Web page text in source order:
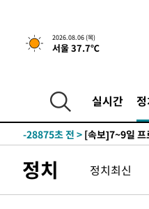
2026.08.06 (목)
서울 37.7℃
실시간
화"
-31664초 전 >日방위성, 北이
-30094초 전 > [속보] SKT, 에
-28896초 전 >
'낮 최고 39도'
-28855초 전 >
-28517초 전 > "韓 외환시장
-28184초 전 >
서울 낮 37.9
-27746초 전 >[속보]종합특검
정치 정치최신